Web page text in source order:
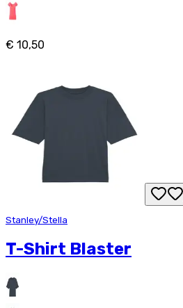
€ 10,50
Stanley/Stella
T-Shirt Blaster